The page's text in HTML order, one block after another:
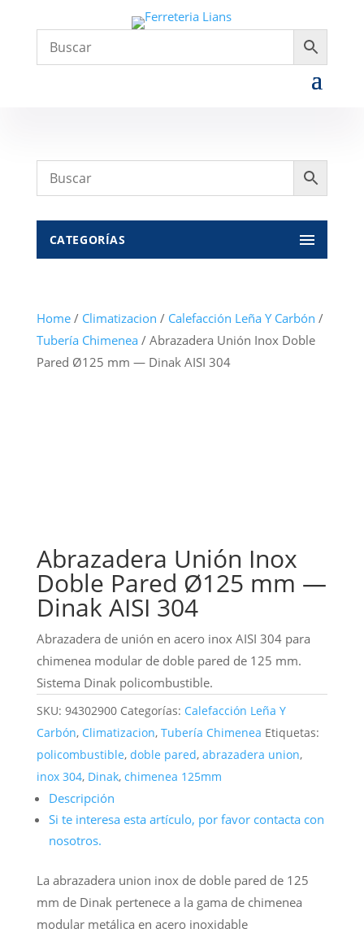
CATEGORÍAS
Home/ Climatizacion / Calefacción Leña Y Carbón /
Tubería Chimenea/ Abrazadera Unión Inox Doble
Pared Ø125 mm — Dinak AISI 304
Abrazadera Unión Inox
Doble Pared Ø125 mm —
Dinak AISI 304
Abrazadera de unión en acero inox AISI 304 para
chimenea modular de doble pared de 125 mm.
Sistema Dinak policombustible.
SKU: 94302900 Categorías: Calefacción Leña Y
Carbón, Climatizacion, Tubería Chimenea Etiquetas:
policombustible, doble pared, abrazadera union,
inox 304, Dinak, chimenea 125mm
Descripción
Si te interesa esta artículo, por favor contacta con
nosotros.
La abrazadera union inox de doble pared de 125
mm de Dinak pertenece a la gama de chimenea
modular metálica en acero inoxidable